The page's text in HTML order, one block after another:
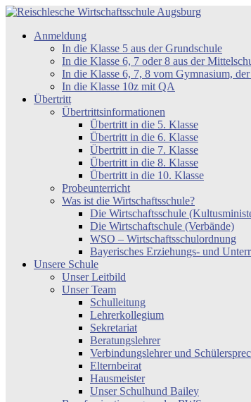
Zum
springen
Reischlesche
Wirtschaftsschule
Anmeldung
In die Klasse 5 aus der Grundschule
In die Klasse 6, 7 oder 8 aus der
In die Klasse 6, 7, 8 vom Gymnasium,
In die Klasse 10z mit QA
Übertritt
Übertrittsinformationen
Übertritt in die 5. Klasse
Übertritt in die 6. Klasse
Übertritt in die 7. Klasse
Übertritt in die 8. Klasse
Übertritt in die 10. Klasse
Probeunterricht
Was ist die Wirtschaftsschule?
Die Wirtschaftsschule
Die Wirtschaftschule (Verbände)
WSO – Wirtschaftsschulordnung
Bayerisches Erziehungs- und
Unsere Schule
Unser Leitbild
Unser Team
Schulleitung
Lehrerkollegium
Sekretariat
Beratungslehrer
Verbindungslehrer und
Elternbeirat
Hausmeister
Unser Schulhund Bailey